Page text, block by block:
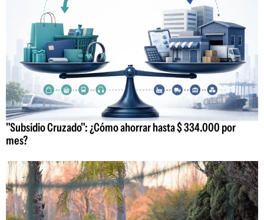
"Subsidio Cruzado": ¿Cómo ahorrar hasta $ 334.000 por
mes?